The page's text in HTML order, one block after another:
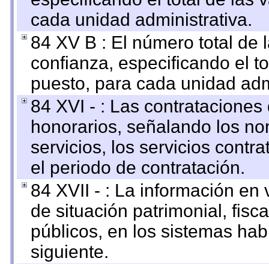
cada unidad administrativa.
84 XV B : El número total de
confianza, especificando el
puesto, para cada unidad
84 XVI - : Las
honorarios, señalando los
servicios, los servicios
el periodo de contratación.
84 XVII - : La información
de situación patrimonial,
públicos, en los sistemas
siguiente.